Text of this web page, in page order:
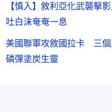
【慎入】敘利亞化武襲擊
吐白沫奄奄一息
美國聯軍攻敘國拉卡 三
磷彈塗炭生靈